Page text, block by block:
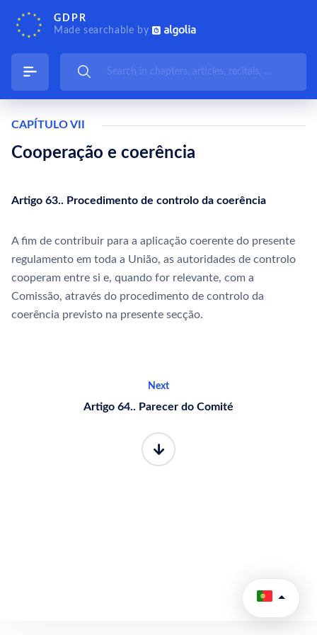
GDPR
Made searchable by
CAPÍTULO VII
Cooperação e coerência
Artigo 63.. Procedimento de controlo da coerência
A fim de contribuir para a aplicação coerente do presente
regulamento em toda a União, as autoridades de controlo
cooperam entre si e, quando for relevante, com a
Comissão, através do procedimento de controlo da
coerência previsto na presente secção.
Next
Artigo 64.. Parecer do Comité